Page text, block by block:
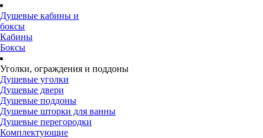
Душевые кабины и
боксы
Кабины
Боксы
Уголки, ограждения и поддоны
Душевые уголки
Душевые двери
Душевые поддоны
Душевые шторки для ванны
Душевые перегородки
Комплектующие